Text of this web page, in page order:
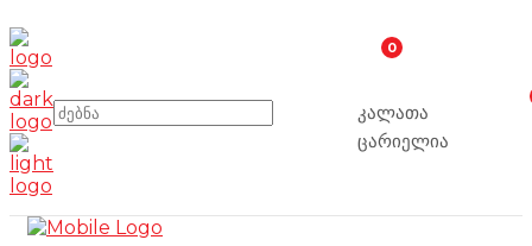
0
კალათა
ცარიელია